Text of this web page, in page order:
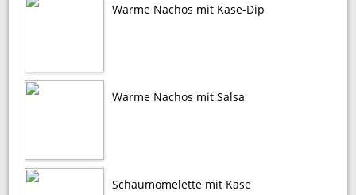
Warme Nachos mit Käse-Dip
Warme Nachos mit Salsa
Schaumomelette mit Käse